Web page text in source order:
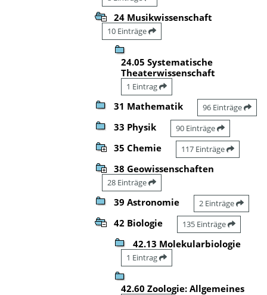
24 Musikwissenschaft
10 Einträge
24.05 Systematische
Theaterwissenschaft
1 Eintrag
31 Mathematik 96 Einträge
33 Physik 90 Einträge
35 Chemie 117 Einträge
38 Geowissenschaften
28 Einträge
39 Astronomie 2 Einträge
42 Biologie 135 Einträge
42.13 Molekularbiologie
1 Eintrag
42.60 Zoologie: Allgemeines